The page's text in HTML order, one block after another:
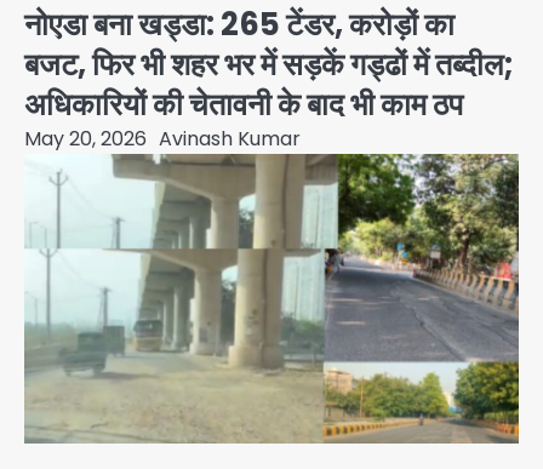
नोएडा बना खड्डा: 265 टेंडर, करोड़ों का
बजट, फिर भी शहर भर में सड़कें गड्ढों में तब्दील;
अधिकारियों की चेतावनी के बाद भी काम ठप
May 20, 2026 Avinash Kumar